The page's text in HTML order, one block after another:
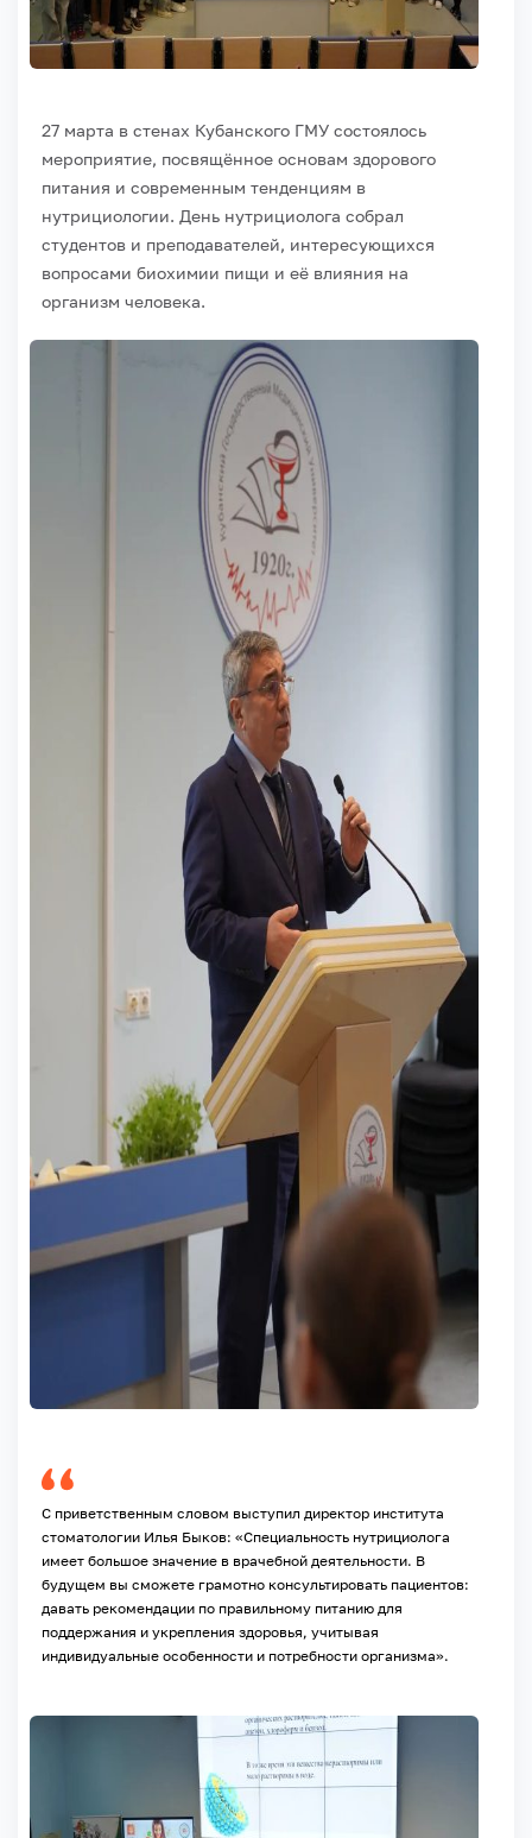
27 марта в стенах Кубанского ГМУ состоялось
мероприятие, посвящённое основам здорового
питания и современным тенденциям в
нутрициологии. День нутрициолога собрал
студентов и преподавателей, интересующихся
вопросами биохимии пищи и её влияния на
организм человека.
С приветственным словом выступил директор института
стоматологии Илья Быков: «Специальность нутрициолога
имеет большое значение в врачебной деятельности. В
будущем вы сможете грамотно консультировать пациентов:
давать рекомендации по правильному питанию для
поддержания и укрепления здоровья, учитывая
индивидуальные особенности и потребности организма».